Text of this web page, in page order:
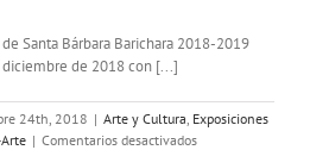
Santa Bárbara Barichara 2018-2019
de 2018 con [...]
24th, 2018 | Arte y Cultura Exposiciones
| Comentarios desactivadosen